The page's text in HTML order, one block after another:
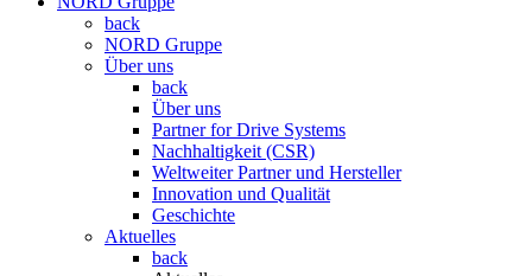
back
NORD Gruppe
Über uns
back
Über uns
Partner for Drive Systems
Nachhaltigkeit (CSR)
Weltweiter Partner und Hersteller
Innovation und Qualität
Geschichte
Aktuelles
back